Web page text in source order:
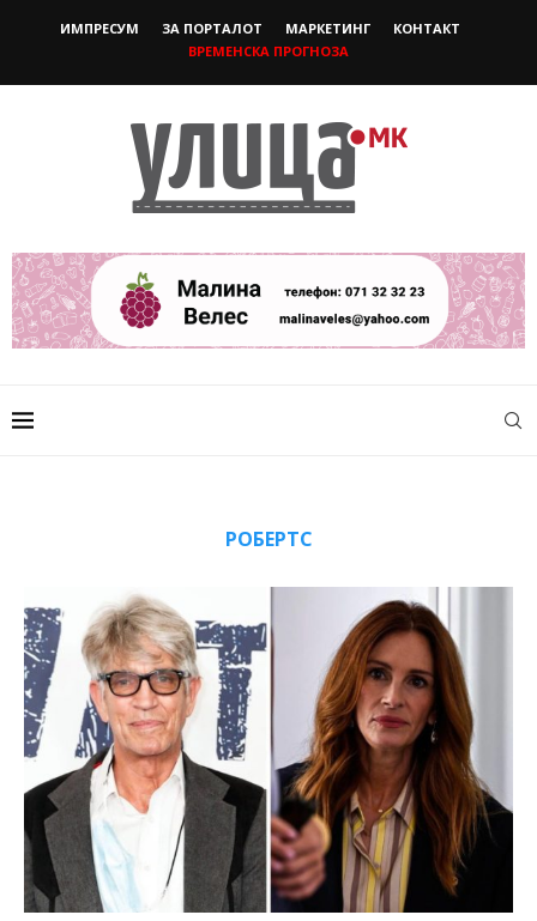
ИМПРЕСУМ ЗА ПОРТАЛОТ МАРКЕТИНГ
КОНТАКТ
ВРЕМЕНСКА ПРОГНОЗА
РОБЕРТС